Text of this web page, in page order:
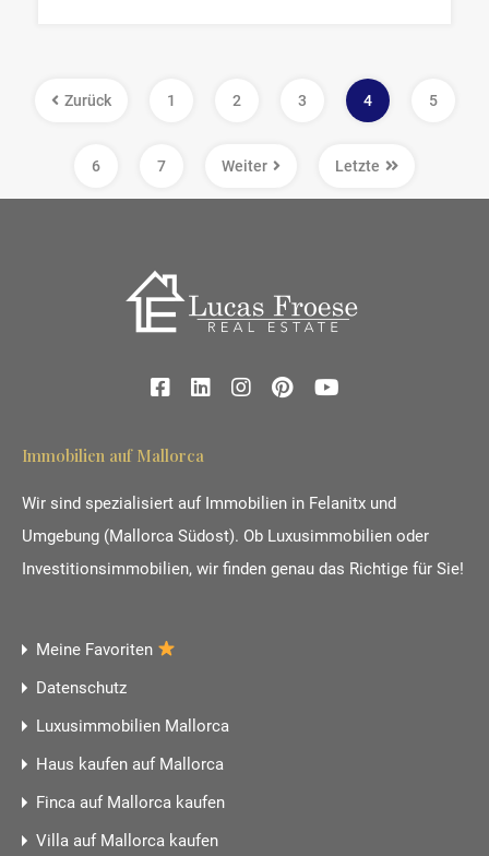
Zurück 1 2 3 4 5
6 7 Weiter Letzte
Immobilien auf Mallorca
Wir sind spezialisiert auf Immobilien in Felanitx und
Umgebung (Mallorca Südost). Ob Luxusimmobilien oder
Investitionsimmobilien, wir finden genau das Richtige für Sie!
Meine Favoriten
Datenschutz
Luxusimmobilien Mallorca
Haus kaufen auf Mallorca
Finca auf Mallorca kaufen
Villa auf Mallorca kaufen